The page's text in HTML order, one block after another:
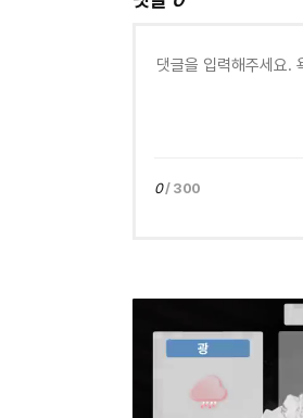
0/ 300